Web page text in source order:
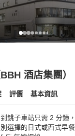
酒店集團）
評價 基本資訊
銚子車站只需 2 分鐘
選擇的日式或西式早